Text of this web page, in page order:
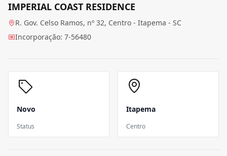
IMPERIAL COAST RESIDENCE
R. Gov. Celso Ramos, nº 32, Centro - Itapema - SC
Incorporação: 7-56480
Novo
Status
Itapema
Centro